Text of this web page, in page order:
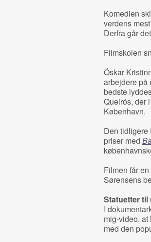
Komedien
verdens
Derfra går
Filmskolen
Óskar
arbejdere på
bedste
Queirós, der
København.
Den tidligere
priser med
Filmen får
Sørensens
Statuetter til
I
mig-video, at
med den